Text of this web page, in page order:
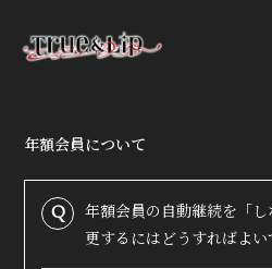
年額会員について
Q
年額会員の自動継続を「
更するにはどうすればよい